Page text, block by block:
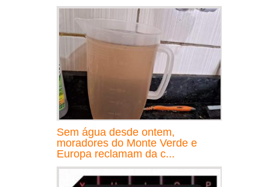
Sem água desde ontem,
moradores do Monte Verde e
Europa reclamam da c...